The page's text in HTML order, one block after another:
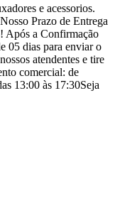
e acessorios.
Prazo de Entrega
Após a Confirmação
05 dias para enviar o
atendentes e tire
comercial: de
13:00 às 17:30Seja